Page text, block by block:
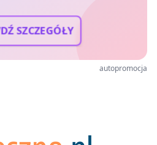
SZCZEGÓŁY
autopromocja